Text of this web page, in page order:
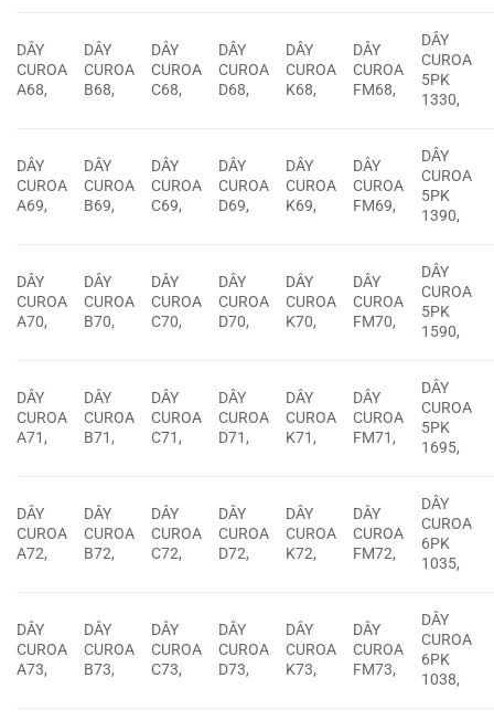
DÂY
CUROA
A68,
DÂY
CUROA
B68,
DÂY
CUROA
C68,
DÂY
CUROA
D68,
DÂY
CUROA
K68,
DÂY
CUROA
FM68,
DÂY
CUROA
5PK
1330,
DÂY
CUROA
A69,
DÂY
CUROA
B69,
DÂY
CUROA
C69,
DÂY
CUROA
D69,
DÂY
CUROA
K69,
DÂY
CUROA
FM69,
DÂY
CUROA
5PK
1390,
DÂY
CUROA
A70,
DÂY
CUROA
B70,
DÂY
CUROA
C70,
DÂY
CUROA
D70,
DÂY
CUROA
K70,
DÂY
CUROA
FM70,
DÂY
CUROA
5PK
1590,
DÂY
CUROA
A71,
DÂY
CUROA
B71,
DÂY
CUROA
C71,
DÂY
CUROA
D71,
DÂY
CUROA
K71,
DÂY
CUROA
FM71,
DÂY
CUROA
5PK
1695,
DÂY
CUROA
A72,
DÂY
CUROA
B72,
DÂY
CUROA
C72,
DÂY
CUROA
D72,
DÂY
CUROA
K72,
DÂY
CUROA
FM72,
DÂY
CUROA
6PK
1035,
DÂY
CUROA
A73,
DÂY
CUROA
B73,
DÂY
CUROA
C73,
DÂY
CUROA
D73,
DÂY
CUROA
K73,
DÂY
CUROA
FM73,
DÂY
CUROA
6PK
1038,